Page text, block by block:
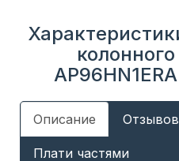
Описание
Плати частями